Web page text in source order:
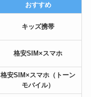
おすすめ
キッズ携帯
格安SIM×スマホ
格安SIM×スマホ（トーン
モバイル）